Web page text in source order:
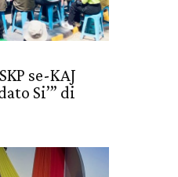
se-KAJ
Si’” di